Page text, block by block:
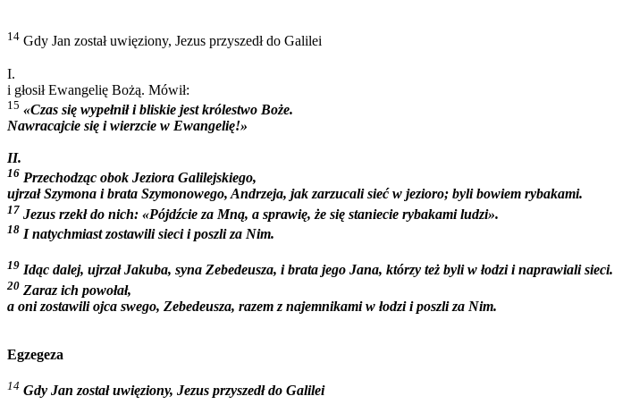
14 Gdy Jan został uwięziony, Jezus przyszedł do Galilei
I.
i głosił Ewangelię Bożą. Mówił:
15 «Czas się wypełnił i bliskie jest królestwo Boże.
Nawracajcie się i wierzcie w Ewangelię!»
II.
16 Przechodząc obok Jeziora Galilejskiego,
ujrzał Szymona i brata Szymonowego, Andrzeja, jak zarzucali sieć w jezioro; byli bowiem rybakami.
17 Jezus rzekł do nich: «Pójdźcie za Mną, a sprawię, że się staniecie rybakami ludzi».
18 I natychmiast zostawili sieci i poszli za Nim.
19 Idąc dalej, ujrzał Jakuba, syna Zebedeusza, i brata jego Jana, którzy też byli w łodzi i naprawiali sieci.
20 Zaraz ich powołał,
a oni zostawili ojca swego, Zebedeusza, razem z najemnikami w łodzi i poszli za Nim.
Egzegeza
14 Gdy Jan został uwięziony, Jezus przyszedł do Galilei